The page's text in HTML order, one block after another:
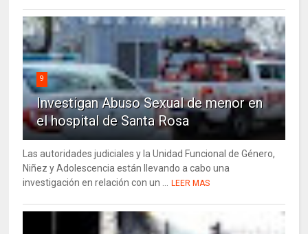
9
Investigan Abuso Sexual de menor en
el hospital de Santa Rosa
Las autoridades judiciales y la Unidad Funcional de Género,
Niñez y Adolescencia están llevando a cabo una
investigación en relación con un ...
LEER MAS